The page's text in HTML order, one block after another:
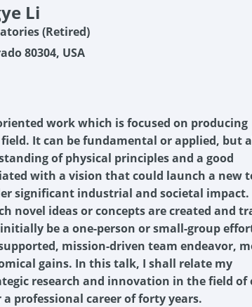
Li
(Retired)
80304, USA
work which is focused on producing
It can befundamental or applied, but
of physical principles and a good
with a vision that could launch a new
significant industrial and societal impact.
novel ideas or concepts are created and
be a one-person or small-group
mission-driven team endeavor,
gains. In this talk, I shall relate my
research and innovation in the field of
professional career of forty years.